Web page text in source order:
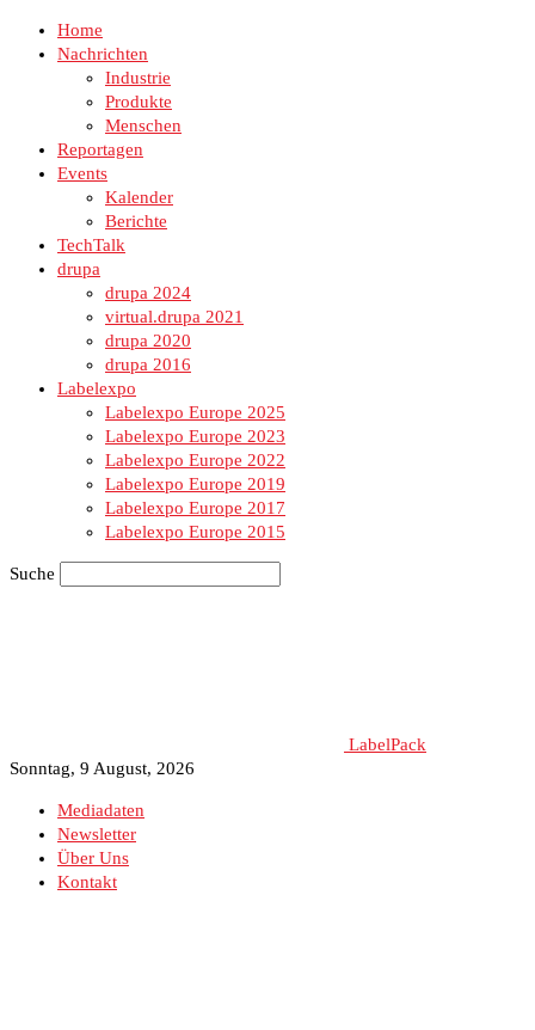
Home
Nachrichten
Industrie
Produkte
Menschen
Reportagen
Events
Kalender
Berichte
TechTalk
drupa
drupa 2024
virtual.drupa 2021
drupa 2020
drupa 2016
Labelexpo
Labelexpo Europe 2025
Labelexpo Europe 2023
Labelexpo Europe 2022
Labelexpo Europe 2019
Labelexpo Europe 2017
Labelexpo Europe 2015
Suche
LabelPack
Sonntag, 9 August, 2026
Mediadaten
Newsletter
Über Uns
Kontakt